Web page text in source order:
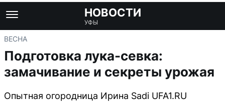
НОВОСТИ
УФЫ
ВЕСНА
Подготовка лука-севка:
замачивание и секреты урожая
Опытная огородница Ирина Sadi UFA1.RU